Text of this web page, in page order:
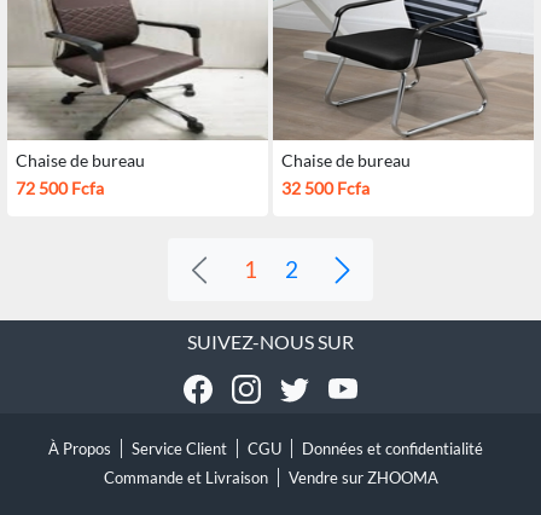
Chaise de bureau
72 500 Fcfa
Chaise de bureau
32 500 Fcfa
1 2
SUIVEZ-NOUS SUR
À Propos Service Client CGU
Données et confidentialité
Commande et Livraison
Vendre sur ZHOOMA